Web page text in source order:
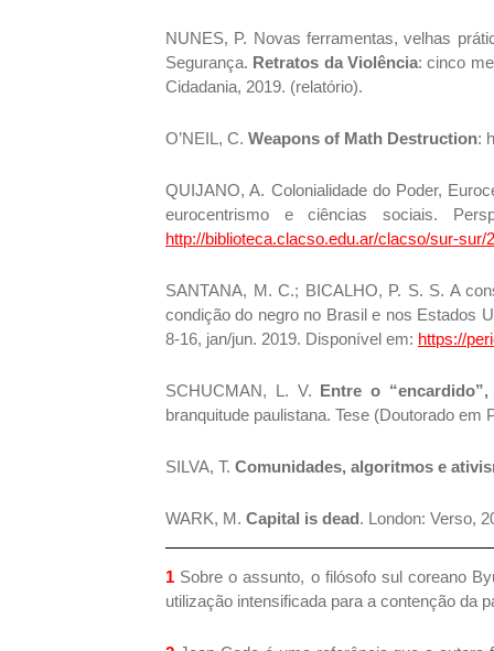
NUNES, P. Novas ferramentas, velhas
Segurança. Retratos da Violência: cinco
Cidadania, 2019. (relatório).
O’NEIL, C. Weapons of Math Destruction:
QUIJANO, A. Colonialidade do Poder,
eurocentrismo e ciências sociais.
http://biblioteca.clacso.edu.ar/clacso/sur-sur/
SANTANA, M. C.; BICALHO, P. S. S. A
condição do negro no Brasil e nos Estados
8-16, jan/jun. 2019. Disponível em: https://
SCHUCMAN, L. V. Entre o
branquitude paulistana. Tese (Doutorado
SILVA, T. Comunidades, algoritmos e
WARK, M. Capital is dead. London: Verso,
1 Sobre o assunto, o filósofo sul coreano
utilização intensificada para a contenção da